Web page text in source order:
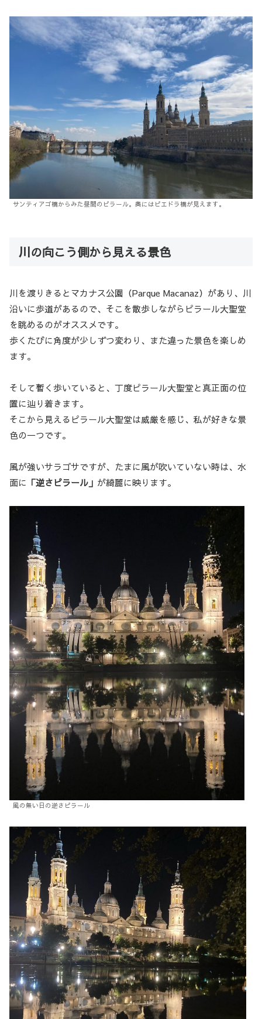
サンティアゴ橋からみた昼間のピラール。奥にはピエドラ橋が見えます。
川の向こう側から見える景色
川を渡りきるとマカナス公園（Parque Macanaz）があり、川
沿いに歩道があるので、そこを散歩しながらピラール大聖堂
を眺めるのがオススメです。
歩くたびに角度が少しずつ変わり、また違った景色を楽しめ
ます。
そして暫く歩いていると、丁度ピラール大聖堂と真正面の位
置に辿り着きます。
そこから見えるピラール大聖堂は威厳を感じ、私が好きな景
色の一つです。
風が強いサラゴサですが、たまに風が吹いていない時は、水
面に 「逆さピラール」 が綺麗に映ります。
風の無い日の逆さピラール